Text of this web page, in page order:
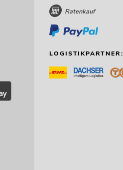
Ratenkauf
LOGISTIKPARTNER: